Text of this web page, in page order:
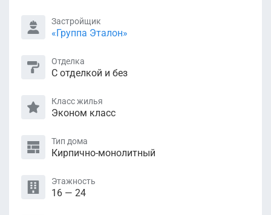
Застройщик
«Группа Эталон»
Отделка
С отделкой и без
Класс жилья
Эконом класс
Тип дома
Кирпично-монолитный
Этажность
16 — 24